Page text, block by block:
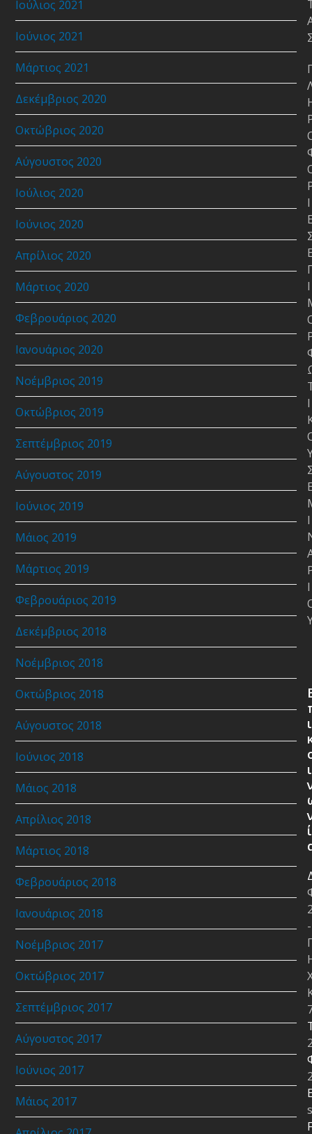
Ιούλιος 2021
Ιούνιος 2021
Μάρτιος 2021
Δεκέμβριος 2020
Οκτώβριος 2020
Αύγουστος 2020
Ιούλιος 2020
Ιούνιος 2020
Απρίλιος 2020
Μάρτιος 2020
Φεβρουάριος 2020
Ιανουάριος 2020
Νοέμβριος 2019
Οκτώβριος 2019
Σεπτέμβριος 2019
Αύγουστος 2019
Ιούνιος 2019
Μάιος 2019
Μάρτιος 2019
Φεβρουάριος 2019
Δεκέμβριος 2018
Νοέμβριος 2018
Οκτώβριος 2018
Αύγουστος 2018
Ιούνιος 2018
Μάιος 2018
Απρίλιος 2018
Μάρτιος 2018
Φεβρουάριος 2018
Ιανουάριος 2018
Νοέμβριος 2017
Οκτώβριος 2017
Σεπτέμβριος 2017
Αύγουστος 2017
Ιούνιος 2017
Μάιος 2017
Ι
Ι
Ι
Ι
Ι
ι
ι
ί
-